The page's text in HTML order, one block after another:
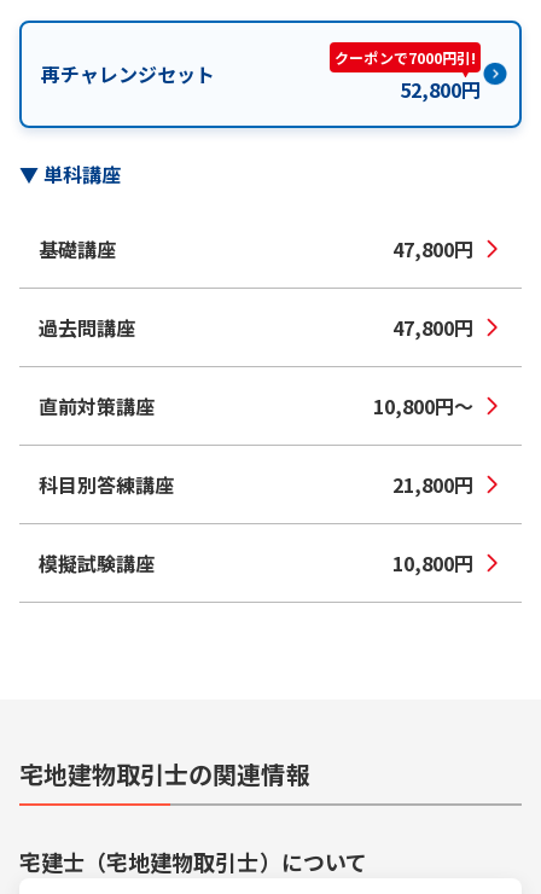
再チャレンジセット
クーポンで7000円引!
52,800円
▼単科講座
基礎講座 47,800円
過去問講座 47,800円
直前対策講座 10,800円〜
科目別答練講座 21,800円
模擬試験講座 10,800円
宅地建物取引士の関連情報
宅建士（宅地建物取引士） について